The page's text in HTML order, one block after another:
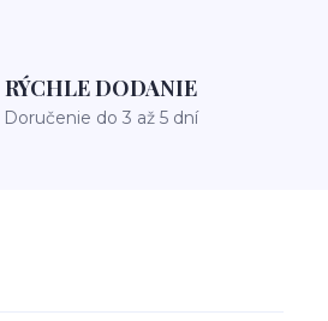
RÝCHLE DODANIE
Doručenie do 3 až 5 dní